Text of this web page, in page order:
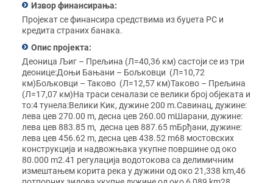
Извор финансирања:
Пројекат се финансира средствима из буџета РС и
кредита страних банака.
Опис пројекта:
Деоница Љиг – Прељина (Л=40,36 км) састоји се из три
деонице:Доњи Бањани – Бољковци (Л=10,72
км)Бољковци – Таково (Л=12,57 км)Таково – Прељина
(Л=17,07 км)На траси сеналази се велики број објеката и
то:4 тунела:Велики Кик, дужине 200 m.Савинац, дужине:
лева цев 270.00 m, десна цев 260.00 mШарани, дужине:
лева цев 883.85 m, десна цев 887.65 mБрђани, дужине:
лева цев 456.62 m, десна цев 438.52 m68 мостовских
конструкција и надвожњака укупне површине од око
80.000 m2.41 регулација водотокова са делимичним
измештањем корита река у дужини од око 21,338 km,46